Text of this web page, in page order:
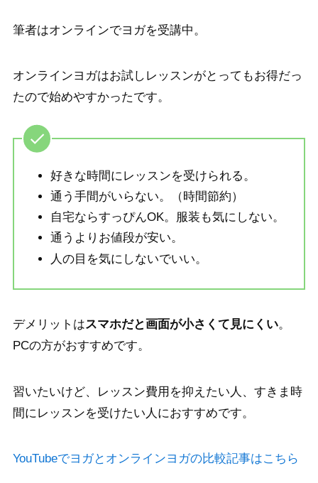
筆者はオンラインでヨガを受講中。
オンラインヨガはお試しレッスンがとってもお得だっ
たので始めやすかったです。
好きな時間にレッスンを受けられる。
通う手間がいらない。（時間節約）
自宅ならすっぴんOK。服装も気にしない。
通うよりお値段が安い。
人の目を気にしないでいい。
デメリットはスマホだと画面が小さくて見にくい。
PCの方がおすすめです。
習いたいけど、レッスン費用を抑えたい人、すきま時
間にレッスンを受けたい人におすすめです。
YouTubeでヨガとオンラインヨガの比較記事はこちら